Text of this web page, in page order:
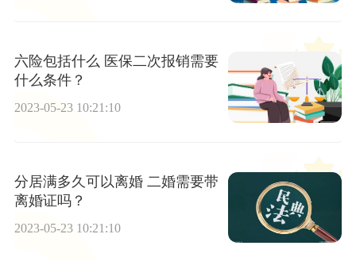
六险包括什么 医保二次报销需要
什么条件？
2023-05-23 10:21:10
分居满多久可以离婚 二婚需要带
离婚证吗？
2023-05-23 10:21:10